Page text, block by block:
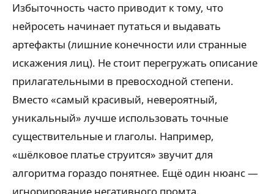
Избыточность часто приводит к тому, что
нейросеть начинает путаться и выдавать
артефакты (лишние конечности или странные
искажения лиц). Не стоит перегружать описание
прилагательными в превосходной степени.
Вместо «самый красивый, невероятный,
уникальный» лучше использовать точные
существительные и глаголы. Например,
«шёлковое платье струится» звучит для
алгоритма гораздо понятнее. Ещё один нюанс —